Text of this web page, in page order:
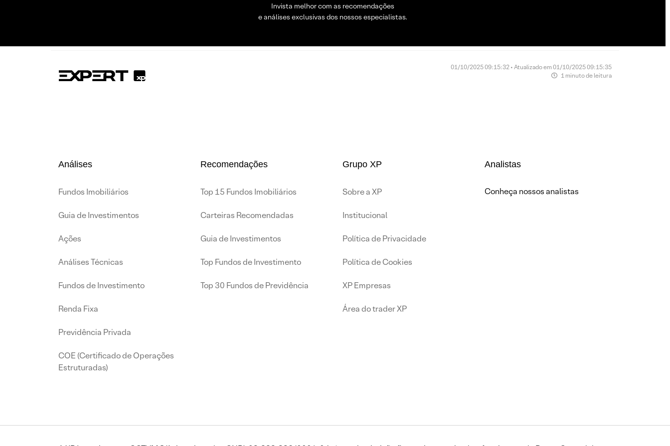
Invista melhor com as recomendações
e análises exclusivas dos nossos especialistas.
01/10/2025 09:15:32 • Atualizado em 01/10/2025 09:15:35
1 minuto de leitura
Análises
Fundos Imobiliários
Guia de Investimentos
Ações
Análises Técnicas
Fundos de Investimento
Renda Fixa
Previdência Privada
COE (Certificado de Operações
Estruturadas)
Recomendações
Top 15 Fundos Imobiliários
Carteiras Recomendadas
Guia de Investimentos
Top Fundos de Investimento
Top 30 Fundos de Previdência
Grupo XP
Sobre a XP
Institucional
Política de Privacidade
Política de Cookies
XP Empresas
Área do trader XP
Analistas
Conheça nossos analistas